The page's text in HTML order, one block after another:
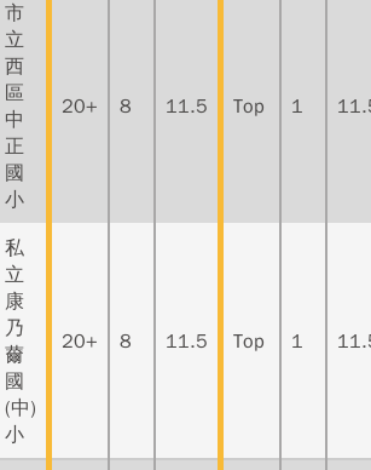
市
立
西
區
中
正
國
小
20+ 8 11.5 Top 1
私
立
康
乃
薾
國
(中)
小
20+ 8 11.5 Top 1